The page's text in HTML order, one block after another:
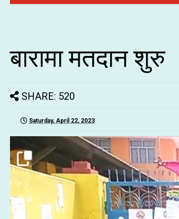
बारामा मतदान शुरु
SHARE: 520
Saturday, April 22, 2023